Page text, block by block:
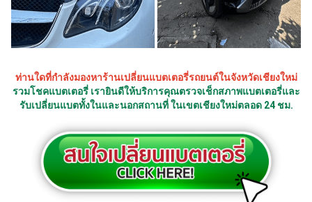
ท่านใดที่กำลังมองหาร้านเปลี่ยนแบตเตอรี่รถยนต์ในจังหวัดเชียงใหม่
รวมโชคแบตเตอรี่ เรายินดีให้บริการคุณตรวจเช็กสภาพแบตเตอรี่และ
รับเปลี่ยนแบตทั้งในและนอกสถานที่ ในเขตเชียงใหม่ตลอด 24 ชม.